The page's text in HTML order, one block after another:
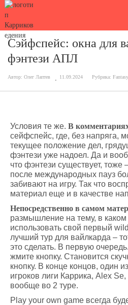
Сэйфспейс: окна для
фэнтези АПЛ
Автор: Олег Лаптев 11.09.2024 Рубрика: Fantasy
Условия те же. В
сейфспейс, где, без напряга,
текущее положение дел,
фэнтези уже надоел. Да и
что фэнтези существует,
после международных пауз
забивают на игру. Так что
материал еще и в качестве
Непосредственно в самом
размышление на тему, в каком
использовать свой первый
лучший тур для вайлкарда –
это сделать. В первую
жмите кнопку. Становится
кнопку. В конце концов, один
игроков лиги Каррика, Alex
вообще во 2 туре.
Play your own game всегда